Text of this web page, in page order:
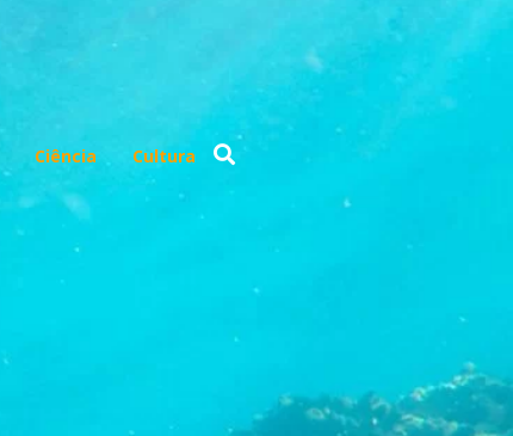
Ciência Cultura